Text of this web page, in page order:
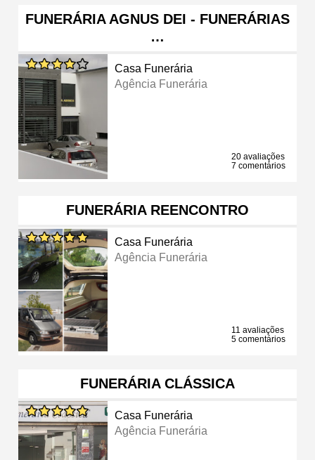
FUNERÁRIA AGNUS DEI - FUNERÁRIAS
…
Casa Funerária
Agência Funerária
20 avaliações
7 comentários
FUNERÁRIA REENCONTRO
Casa Funerária
Agência Funerária
11 avaliações
5 comentários
FUNERÁRIA CLÁSSICA
Casa Funerária
Agência Funerária